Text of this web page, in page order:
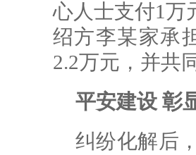
心人士支付1万
绍方李某家承
2.2万元，并共
平安建设 彰
纠纷化解后